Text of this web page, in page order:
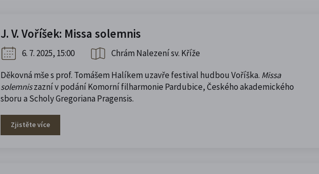
J. V. Voříšek: Missa solemnis
6. 7. 2025, 15:00
Chrám Nalezení sv. Kříže
Děkovná mše s prof. Tomášem Halíkem uzavře festival hudbou Voříška. Missa
solemniszazní v podání Komorní filharmonie Pardubice, Českého akademického
sboru a Scholy Gregoriana Pragensis.
Zjistěte více